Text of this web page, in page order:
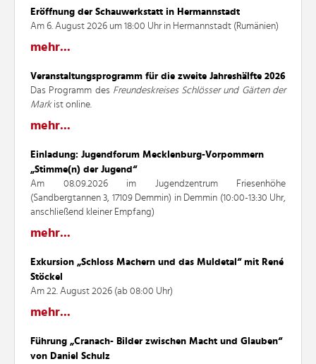
Eröffnung der Schauwerkstatt in Hermannstadt
Am 6. August 2026 um 18:00 Uhr in Hermannstadt (Rumänien)
mehr...
Veranstaltungsprogramm für die zweite Jahreshälfte 2026
Das Programm des Freundeskreises Schlösser und Gärten der
Markist online.
mehr...
Einladung: Jugendforum Mecklenburg-Vorpommern
„Stimme(n) der Jugend“
Am 08.09.2026 im Jugendzentrum Friesenhöhe
(Sandbergtannen 3, 17109 Demmin) in Demmin (10:00-13:30 Uhr,
anschließend kleiner Empfang)
mehr...
Exkursion „Schloss Machern und das Muldetal“ mit René
Stöckel
Am 22. August 2026 (ab 08:00 Uhr)
mehr...
Führung „Cranach- Bilder zwischen Macht und Glauben“
von Daniel Schulz